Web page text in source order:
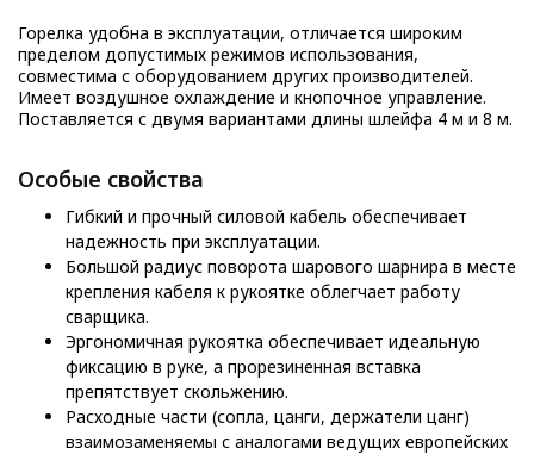
Горелка удобна в эксплуатации, отличается широким
пределом допустимых режимов использования,
совместима с оборудованием других производителей.
Имеет воздушное охлаждение и кнопочное управление.
Поставляется с двумя вариантами длины шлейфа 4 м и 8 м.
Особые свойства
Гибкий и прочный силовой кабель обеспечивает
надежность при эксплуатации.
Большой радиус поворота шарового шарнира в месте
крепления кабеля к рукоятке облегчает работу
сварщика.
Эргономичная рукоятка обеспечивает идеальную
фиксацию в руке, а прорезиненная вставка
препятствует скольжению.
Расходные части (сопла, цанги, держатели цанг)
взаимозаменяемы с аналогами ведущих европейских